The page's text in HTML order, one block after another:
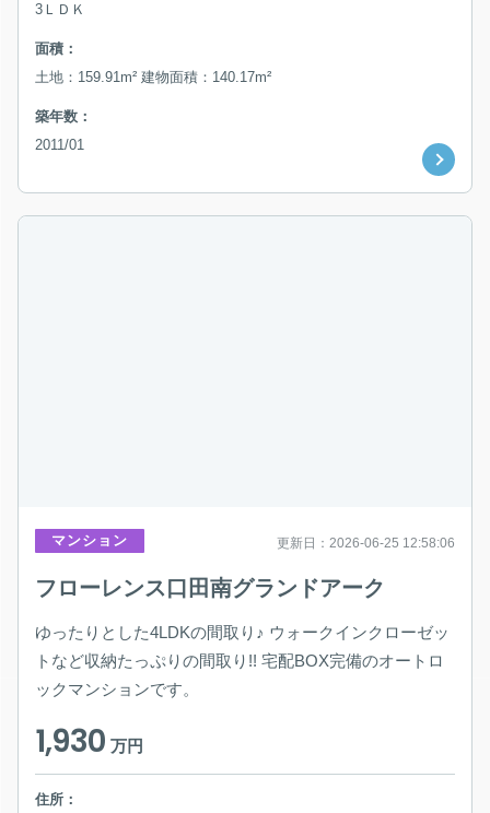
3ＬＤＫ
面積：
土地：159.91m² 建物面積：140.17m²
築年数：
2011/01
マンション 更新日：2026-06-25 12:58:06
フローレンス口田南グランドアーク
ゆったりとした4LDKの間取り♪ ウォークインクローゼッ
トなど収納たっぷりの間取り!! 宅配BOX完備のオートロ
ックマンションです。
1,930万円
住所：